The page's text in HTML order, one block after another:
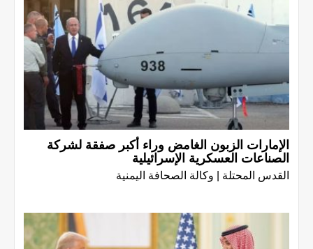
الإمارات الزبون الغامض وراء أكبر صفقة لشركة
الصناعات العسكرية الإسرائيلية
القدس المحتلة | وكالة الصحافة اليمنية